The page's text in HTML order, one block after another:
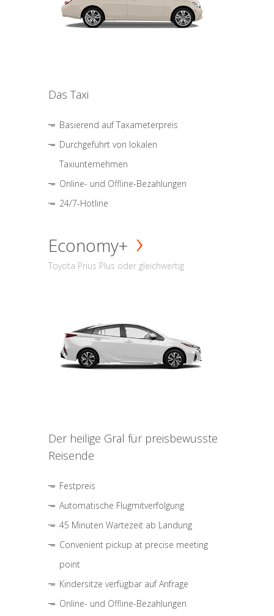
Das Taxi
Basierend auf Taxameterpreis
Durchgeführt von lokalen
Taxiunternehmen
Online- und Offline-Bezahlungen
24/7-Hotline
Economy+
Toyota Prius Plus oder gleichwertig
Der heilige Gral für preisbewusste
Reisende
Festpreis
Automatische Flugmitverfolgung
45 Minuten Wartezeit ab Landung
Convenient pickup at precise meeting
point
Kindersitze verfügbar auf Anfrage
Online- und Offline-Bezahlungen